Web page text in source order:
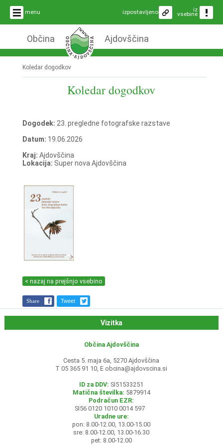
menu iz
vsebine
izpostavljeno
Občina Ajdovščina
Koledar dogodkov
Koledar dogodkov
Dogodek: 23. pregledne fotografske razstave
Datum: 19.06.2026
Kraj: Ajdovščina
Lokacija: Super nova Ajdovščina
< nazaj na prejšnjo vsebino
Share Tweet
Vizitka
Občina Ajdovščina
Cesta 5. maja 6a, 5270 Ajdovščina
T 05 365 91 10, E obcina@ajdovscina.si
ID za DDV: SI51533251
Matična številka: 5879914
Podračun EZR:
SI56 0120 1010 0014 597
Uradne ure:
pon: 8.00-12.00, 13.00-15.00
sre: 8.00-12.00, 13.00-16.30
pet: 8.00-12.00